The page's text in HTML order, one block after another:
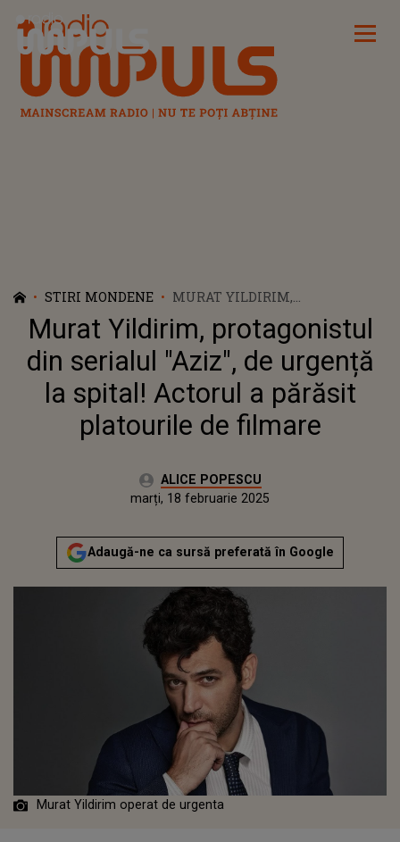
Radio Impuls
STIRI MONDENE
MURAT YILDIRIM,
PROTAGONISTUL DIN SERIALUL
"AZIZ", DE URGENȚĂ LA SPITAL!
ACTORUL A PĂRĂSIT
PLATOURILE DE FILMARE
Murat Yildirim, protagonistul
din serialul "Aziz", de urgență
la spital! Actorul a părăsit
platourile de filmare
Autor:ALICE POPESCU
marți, 18 februarie 2025Actualizat:
marți, 18 februarie 2025
Adaugă-ne ca sursă preferată în Google
Murat Yildirim operat de urgenta